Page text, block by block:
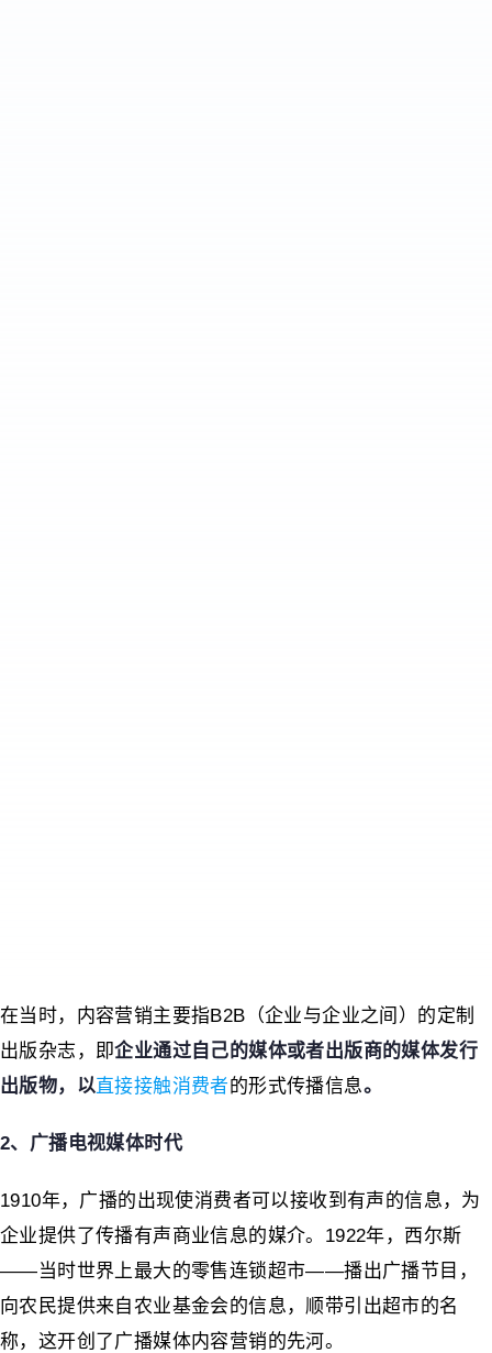
在当时，内容营销主要指B2B（企业与企业之间）的定制
出版杂志，即企业通过自己的媒体或者出版商的媒体发行
出版物，以直接接触消费者的形式传播信息。
2、广播电视媒体时代
1910年，广播的出现使消费者可以接收到有声的信息，为
企业提供了传播有声商业信息的媒介。1922年，西尔斯
——当时世界上最大的零售连锁超市——播出广播节目，
向农民提供来自农业基金会的信息，顺带引出超市的名
称，这开创了广播媒体内容营销的先河。